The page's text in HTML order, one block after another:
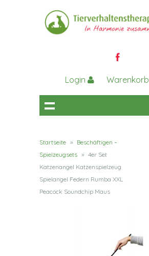
Login Warenkorb
Startseite » Beschäftigen –
Spielzeugsets » 4er Set
Katzenangel Katzenspielzeug
Spielangel Federn Rumba XXL
Peacock Soundchip Maus